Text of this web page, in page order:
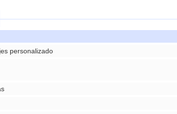
personalizado